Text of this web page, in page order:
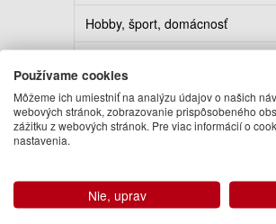
Hobby, šport, domácnosť
Erotika
Kalendáre, diáre, pohľadnice
Používame cookies
Môžeme ich umiestniť na analýzu údajov o našich
webových stránok, zobrazovanie prispôsobeného
zážitku z webových stránok. Pre viac informácií o
nastavenia.
Nie, uprav